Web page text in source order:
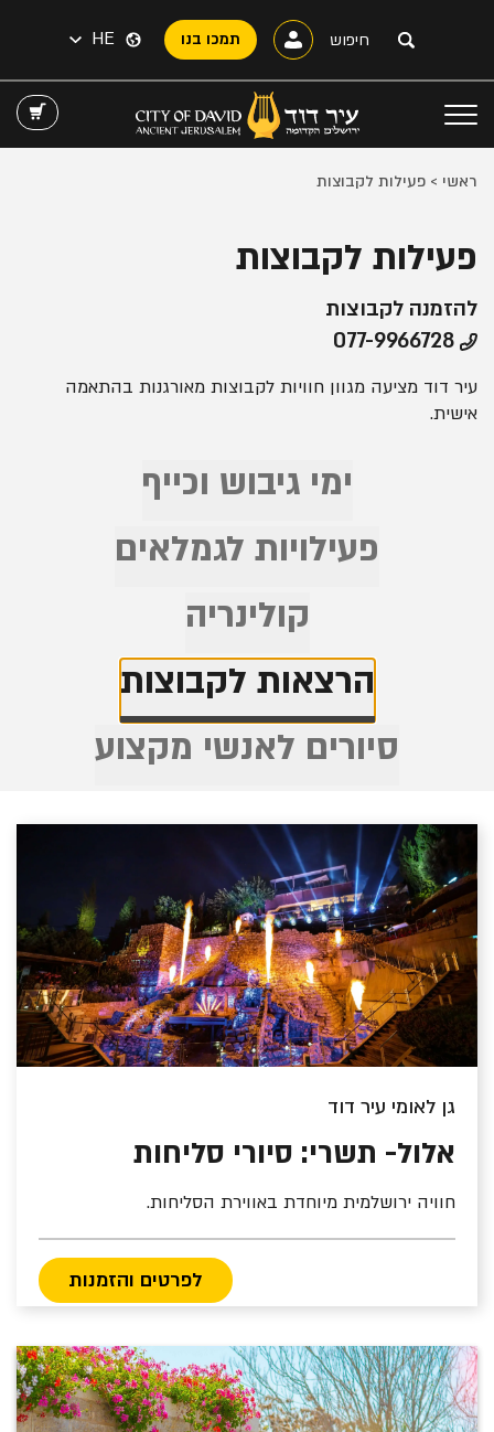
תמכו בנו HE
ראשי > פעילות לקבוצות
פעילות לקבוצות
להזמנה לקבוצות
077-9966728
עיר דוד מציעה מגוון חוויות לקבוצות מאורגנות בהתאמה
אישית.
ימי גיבוש וכייף
פעילויות לגמלאים
קולינריה
הרצאות לקבוצות
סיורים לאנשי מקצוע
גן לאומי עיר דוד
אלול- תשרי: סיורי סליחות
חוויה ירושלמית מיוחדת באווירת הסליחות.
לפרטים והזמנות